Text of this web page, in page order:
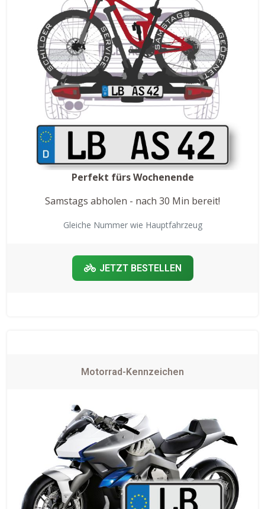
Perfekt fürs Wochenende
Samstags abholen - nach 30 Min bereit!
Gleiche Nummer wie Hauptfahrzeug
JETZT BESTELLEN
Motorrad-Kennzeichen